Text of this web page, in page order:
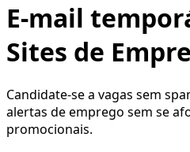
E-mail
Sites de
Candidate-se a vagas sem
alertas de emprego sem se
promocionais.